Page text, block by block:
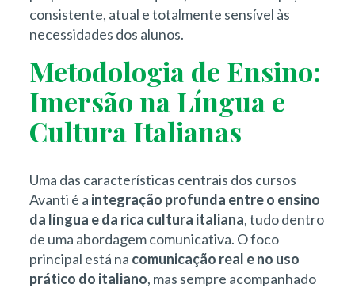
consistente, atual e totalmente sensível às
necessidades dos alunos.
Metodologia de Ensino:
Imersão na Língua e
Cultura Italianas
Uma das características centrais dos cursos
Avanti é a integração profunda entre o ensino
da língua e da rica cultura italiana, tudo dentro
de uma abordagem comunicativa. O foco
principal está na comunicação real e no uso
prático do italiano, mas sempre acompanhado